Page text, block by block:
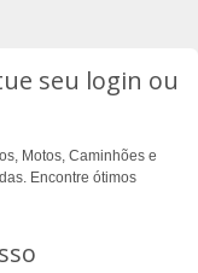
seu login ou
Motos, Caminhões e
Encontre ótimos